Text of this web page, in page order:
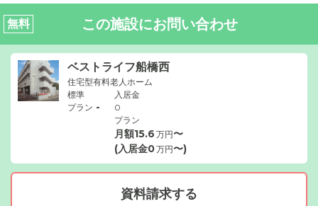
無料 この施設にお問い合わせ
ベストライフ船橋西
住宅型有料老人ホーム
標準
プラン -
入居金
0
プラン
月額15.6 万円〜
(入居金0万円〜)
資料請求する